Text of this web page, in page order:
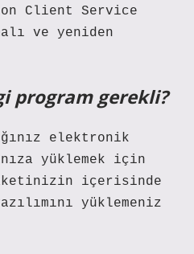
Client Service
ve yeniden
program gerekli?
elektronik
yüklemek için
içerisinde
yüklemeniz